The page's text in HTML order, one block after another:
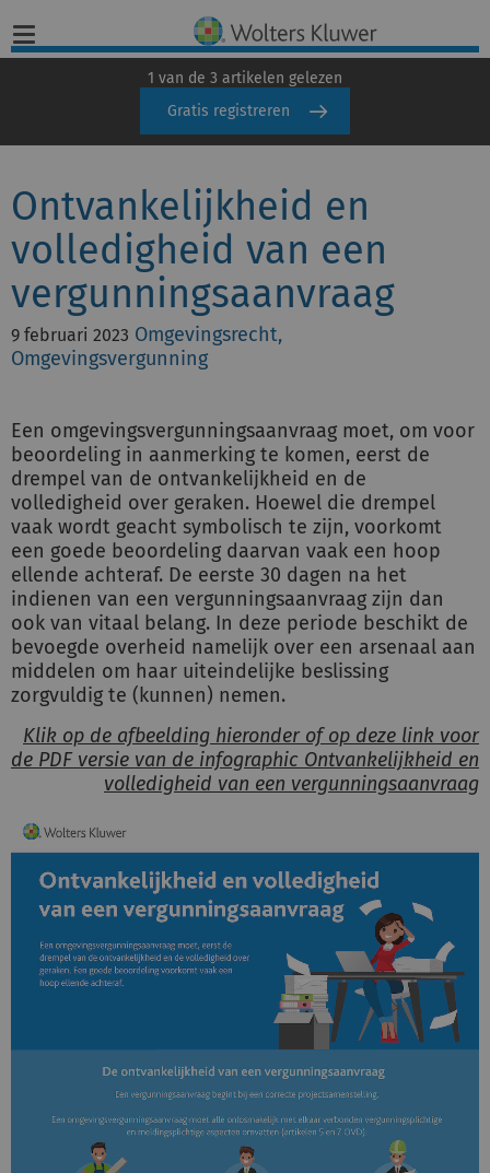
Home
Nieuws
Opinies
Infographics
Producten
Juridisch Advies
Schulinck Omgevingsrecht Databank
Over ons
Contact
Inloggen
Registreren
1 van de 3 artikelen gelezen
Gratis registreren
Ontvankelijkheid en
volledigheid van een
vergunningsaanvraag
9 februari 2023 Omgevingsrecht,
Omgevingsvergunning
Een omgevingsvergunningsaanvraag moet, om voor
beoordeling in aanmerking te komen, eerst de
drempel van de ontvankelijkheid en de
volledigheid over geraken. Hoewel die drempel
vaak wordt geacht symbolisch te zijn, voorkomt
een goede beoordeling daarvan vaak een hoop
ellende achteraf. De eerste 30 dagen na het
indienen van een vergunningsaanvraag zijn dan
ook van vitaal belang. In deze periode beschikt de
bevoegde overheid namelijk over een arsenaal aan
middelen om haar uiteindelijke beslissing
zorgvuldig te (kunnen) nemen.
Klik op de afbeelding hieronder of op deze link voor
de PDF versie van de infographic Ontvankelijkheid en
volledigheid van een vergunningsaanvraag